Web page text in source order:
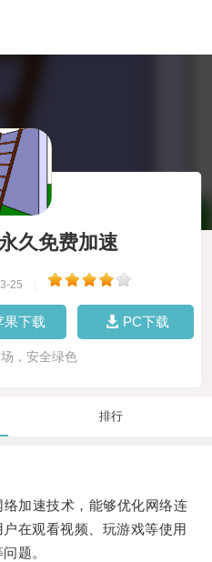
久免费加速
25
果下载 PC下载
，安全绿色
排行
加速技术，能够优化网络连
在观看视频、玩游戏等使用
题。